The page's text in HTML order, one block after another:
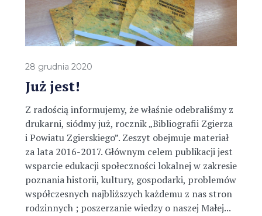
28 grudnia 2020
Już jest!
Z radością informujemy, że właśnie odebraliśmy z
drukarni, siódmy już, rocznik „Bibliografii Zgierza
i Powiatu Zgierskiego”. Zeszyt obejmuje materiał
za lata 2016-2017. Głównym celem publikacji jest
wsparcie edukacji społeczności lokalnej w zakresie
poznania historii, kultury, gospodarki, problemów
współczesnych najbliższych każdemu z nas stron
rodzinnych ; poszerzanie wiedzy o naszej Małej...